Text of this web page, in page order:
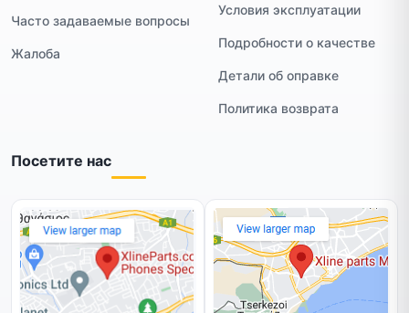
Часто задаваемые вопросы
Жалоба
Условия эксплуатации
Подробности о качестве
Детали об оправке
Политика возврата
Посетите нас